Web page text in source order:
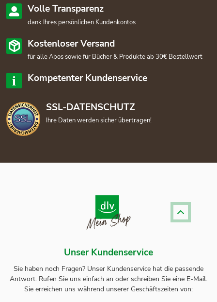
Volle Transparenz
dank Ihres persönlichen Kundenkontos
Kostenloser Versand
für alle Abos sowie für Bücher & Produkte ab 30€ Bestellwert
Kompetenter Kundenservice
SSL-DATENSCHUTZ
Ihre Daten werden sicher übertragen!
Unser Kundenservice
Sie haben noch Fragen? Unser Kundenservice hat die passende
Antwort. Rufen Sie uns einfach an oder schreiben Sie eine E-Mail.
Sie erreichen uns während unserer Geschäftszeiten von: